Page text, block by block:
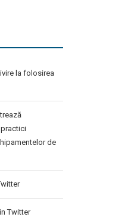
la folosirea
practici
de
Twitter